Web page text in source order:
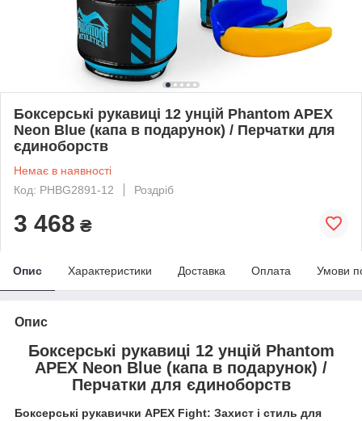
Боксерські рукавиці 12 унцій Phantom APEX
Neon Blue (капа в подарунок) / Перчатки для
єдиноборств
Немає в наявності
Код: PHBG2891-12
Роздріб
3 468 ₴
Опис Характеристики Доставка Оплата Умови
Опис
Боксерські рукавиці 12 унцій Phantom
APEX Neon Blue (капа в подарунок) /
Перчатки для єдиноборств
Боксерські рукавички APEX Fight: Захист і стиль для